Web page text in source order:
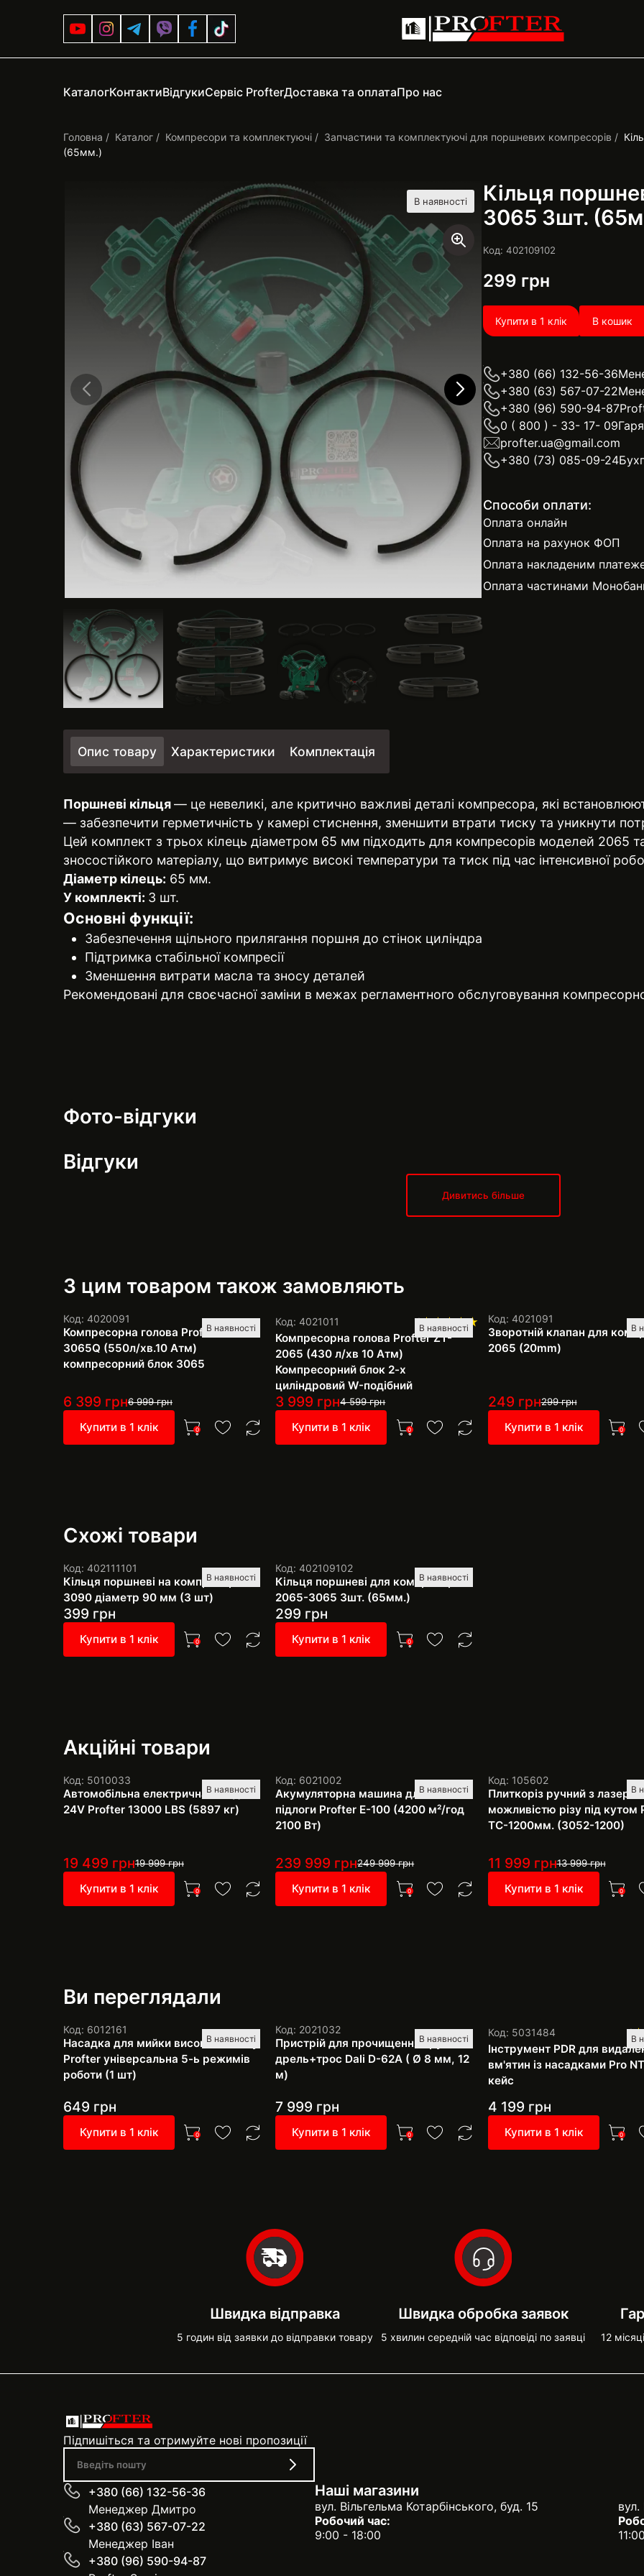
КаталогКонтактиВідгукиСервіс ProfterДоставка та оплатаПро нас
Головна Каталог Компресори та комплектуючі Запчастини та комплектуючі для поршневих компресорів
(65мм.)
В наявності
Кільця
3065 3шт.
Код: 402109102
299 грн
Купити в 1 клік В кошик
+380 (66) 132-56-36
+380 (63) 567-07-22
+380 (96) 590-94-87
0 ( 800 ) - 33- 17- 09
profter.ua@gmail.com
+380 (73) 085-09-24
Способи оплати:
Оплата онлайн
Оплата на рахунок ФОП
Оплата накладеним
Оплата частинами
Опис товару Характеристики Комплектація
Поршневі кільця— це невеликі, але критично важливі деталі компресора, які
— забезпечити герметичність у камері стиснення, зменшити втрати тиску та уникнути
Цей комплект з трьох кілець діаметром 65 мм підходить для компресорів моделей 2065
зносостійкого матеріалу, що витримує високі температури та тиск під час інтенсивної
Діаметр кілець: 65 мм.
У комплекті: 3 шт.
Основні функції:
Забезпечення щільного прилягання поршня до стінок циліндра
Підтримка стабільної компресії
Зменшення витрати масла та зносу деталей
Рекомендовані для своєчасної заміни в межах регламентного обслуговування
Фото-відгуки
Відгуки
Дивитись більше
З цим товаром також замовляють
В наявності
Код: 4020091
Компресорна голова Profter ZT-
3065Q (550л/хв.10 Атм)
компресорний блок 3065
6 399 грн6 999грн
Купити в 1 клік 0
В наявності
Код: 4021011 1
Компресорна голова Profter ZT-
2065 (430 л/хв 10 Атм)
Компресорний блок 2-х
циліндровий W-подібний
3 999 грн4 599грн
Купити в 1 клік 0
В
Код: 4021091
Зворотній клапан для
2065 (20mm)
249 грн299грн
Купити в 1 клік 0
Схожі товари
В наявності
Код: 402111101
Кільця поршневі на компресор
3090 діаметр 90 мм (3 шт)
399 грн
Купити в 1 клік 0
В наявності
Код: 402109102
Кільця поршневі для компресора
2065-3065 3шт. (65мм.)
299 грн
Купити в 1 клік 0
Акційні товари
В наявності
Код: 5010033
Автомобільна електрична лебідка
24V Profter 13000 LBS (5897 кг)
19 499 грн19 999грн
Купити в 1 клік 0
В наявності
Код: 6021002
Акумуляторна машина для миття
підлоги Profter E-100 (4200 м²/год
2100 Вт)
239 999 грн249 999грн
Купити в 1 клік 0
В
Код: 105602
Плиткоріз ручний з
можливістю різу під кутом
TC-1200мм. (3052-1200)
11 999 грн13 999грн
Купити в 1 клік 0
Ви переглядали
В наявності
Код: 6012161
Насадка для мийки високого тиску
Profter універсальна 5-ь режимів
роботи (1 шт)
649 грн
Купити в 1 клік 0
В наявності
Код: 2021032
Пристрій для прочищення труб
дрель+трос Dali D-62A ( Ø 8 мм, 12
м)
7 999 грн
Купити в 1 клік 0
В
Код: 5031484 1
Інструмент PDR для
вм'ятин із насадками Pro
кейс
4 199 грн
Купити в 1 клік 0
Швидка відправка
5 годин від заявки до відправки товару
Швидка обробка заявок
5 хвилин середній час відповіді по заявці 12
Підпишіться та отримуйте нові пропозиції
+380 (66) 132-56-36
Менеджер Дмитро
+380 (63) 567-07-22
Менеджер Іван
+380 (96) 590-94-87
Наші магазини
вул. Вільгельма Котарбінського, буд. 15
Робочий час:
9:00 - 18:00
вул.